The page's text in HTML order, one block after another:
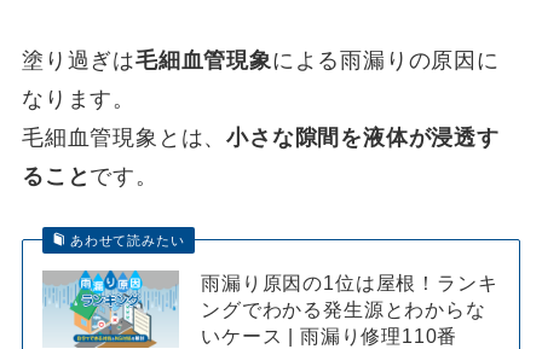
塗り過ぎは毛細血管現象による雨漏りの原因に
なります。
毛細血管現象とは、小さな隙間を液体が浸透す
ること です。
あわせて読みたい
雨漏り原因の1位は屋根！ランキ
ングでわかる発生源とわからな
いケース | 雨漏り修理110番